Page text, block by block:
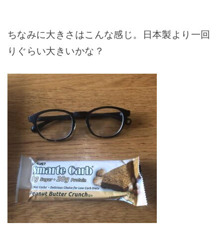
ちなみに大きさはこんな感じ。日本製より一回
りぐらい大きいかな？